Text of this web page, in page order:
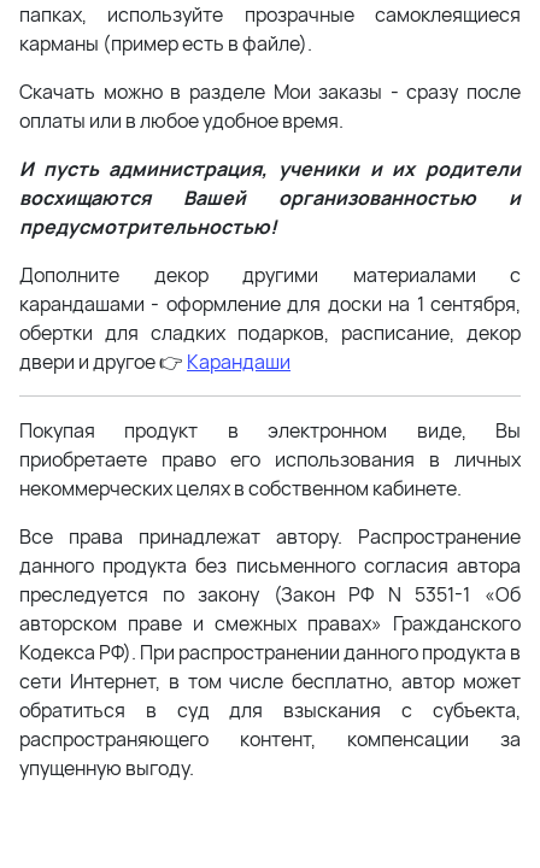
папках, используйте прозрачные самоклеящиеся
карманы (пример есть в файле).
Скачать можно в разделе Мои заказы - сразу после
оплаты или в любое удобное время.
И пусть администрация, ученики и их родители
восхищаются Вашей организованностью и
предусмотрительностью!
Дополните декор другими материалами с
карандашами - оформление для доски на 1 сентября,
обертки для сладких подарков, расписание, декор
двери и другое 👉 Карандаши
Покупая продукт в электронном виде, Вы
приобретаете право его использования в личных
некоммерческих целях в собственном кабинете.
Все права принадлежат автору. Распространение
данного продукта без письменного согласия автора
преследуется по закону (Закон РФ N 5351-1 «Об
авторском праве и смежных правах» Гражданского
Кодекса РФ). При распространении данного продукта в
сети Интернет, в том числе бесплатно, автор может
обратиться в суд для взыскания с субъекта,
распространяющего контент, компенсации за
упущенную выгоду.